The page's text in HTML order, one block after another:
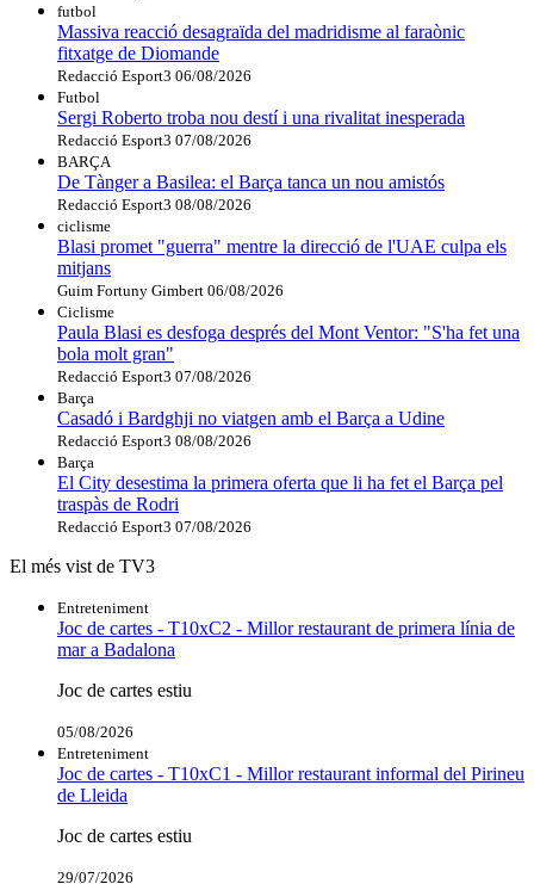
futbol
Massiva reacció desagraïda del madridisme al faraònic
fitxatge de Diomande
Redacció Esport3 06/08/2026
Futbol
Sergi Roberto troba nou destí i una rivalitat inesperada
Redacció Esport3 07/08/2026
BARÇA
De Tànger a Basilea: el Barça tanca un nou amistós
Redacció Esport3 08/08/2026
ciclisme
Blasi promet "guerra" mentre la direcció de l'UAE culpa els
mitjans
Guim Fortuny Gimbert 06/08/2026
Ciclisme
Paula Blasi es desfoga després del Mont Ventor: "S'ha fet una
bola molt gran"
Redacció Esport3 07/08/2026
Barça
Casadó i Bardghji no viatgen amb el Barça a Udine
Redacció Esport3 08/08/2026
Barça
El City desestima la primera oferta que li ha fet el Barça pel
traspàs de Rodri
Redacció Esport3 07/08/2026
El més vist de TV3
Entreteniment
Joc de cartes - T10xC2 - Millor restaurant de primera línia de
mar a Badalona
Joc de cartes estiu
05/08/2026
Entreteniment
Joc de cartes - T10xC1 - Millor restaurant informal del Pirineu
de Lleida
Joc de cartes estiu
29/07/2026